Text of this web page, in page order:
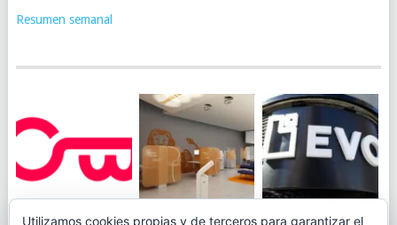
Resumen semanal
JUEGA AL EVO BANK
Utilizamos cookies propias y de terceros para garantizar el